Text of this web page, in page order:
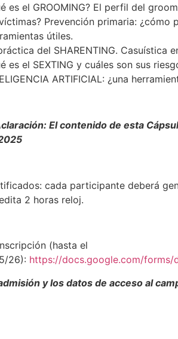
es el GROOMING? El perfil del
Prevención primaria: ¿cómo
útiles.
del SHARENTING. Casuística
es el SEXTING y cuáles son sus
ARTIFICIAL: ¿una
El contenido de esta
cada participante deberá
2 horas reloj.
(hasta el
26): https://docs.google.com/forms/
y los datos de acceso al